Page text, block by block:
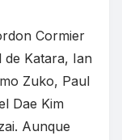
Cormier
de Katara, Ian
Zuko, Paul
Dae Kim
Aunque